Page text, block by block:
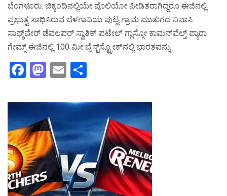
ಬೆಂಗಳೂರು: ಚಿಕ್ಕಂದಿನಲ್ಲಿಯೇ ಪೊಲಿಯೋ ಪೀಡಿತರಾಗಿದ್ದರೂ ಈಜಿನಲ್ಲಿ
ಪ್ರಭುತ್ವ ಸಾಧಿಸಿರುವ ಬೆಳಗಾವಿಯ ಪುಟ್ಟ ಗ್ರಾಮ ಮುತುಗದ ನಿವಾಸಿ
ಸಾಫ್ಠ್‌ವೇರ್‌ ಡೆವಲಪರ್‌ ಸ್ವಾತಿಕ್‌ ಪಟೇಲ್‌ ಗ್ಲಾಸ್ಗೋ ಕಾಮನ್‌ವೆಲ್ತ್‌ ಪ್ಯಾರಾ
ಗೇಮ್ಸ್‌ ಈಜಿನಲ್ಲಿ 100 ಮೀ ಬ್ರೆಸ್ಟ್‌ಸ್ಟ್ರೋಕ್‌ನಲ್ಲಿ ಭಾರತವನ್ನು
F
a
c
e
b
o
o
k
M
a
st
o
d
o
n
E
m
ai ar
e